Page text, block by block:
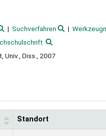
Suchverfahren
Univ., Diss., 2007
Standort